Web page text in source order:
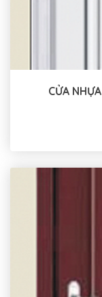
CỬA